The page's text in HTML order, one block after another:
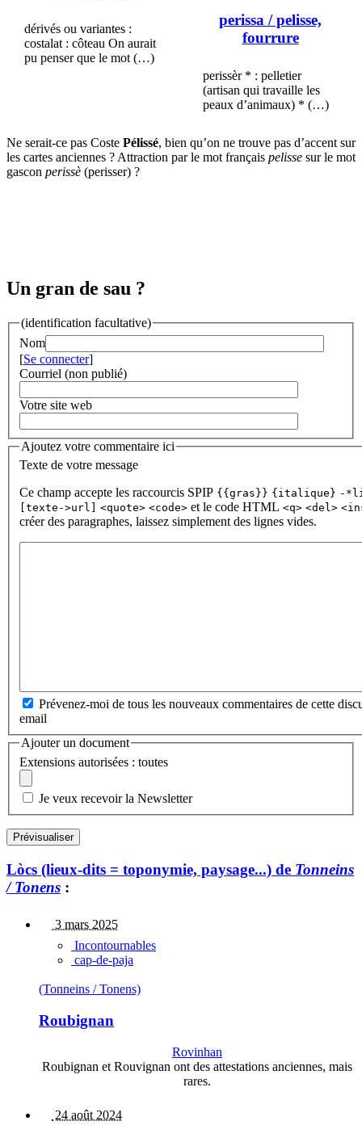
dérivés ou variantes :
costalat : côteau On aurait
pu penser que le mot (…)
perissa / pelisse,
fourrure
perissèr * : pelletier
(artisan qui travaille les
peaux d’animaux) * (…)
Ne serait-ce pas Coste Pélissé, bien qu’on ne trouve pas d’accent sur
les cartes anciennes ? Attraction par le mot français pelisse sur le mot
gascon perissè (perisser) ?
Un gran de sau ?
(identification facultative)
Nom
[Se connecter]
Courriel (non publié)
Votre site web
Ajoutez votre commentaire ici
Texte de votre message
Ce champ accepte les raccourcis SPIP {{gras}} {italique} -
[texte->url]
<quote> <code> et le code HTML <q> <del>
créer des paragraphes, laissez simplement des lignes vides.
Prévenez-moi de tous les nouveaux commentaires de cette
email
Ajouter un document
Extensions autorisées : toutes
Je veux recevoir la Newsletter
Lòcs (lieux-dits = toponymie, paysage...) de Tonneins
/ Tonens :
3 mars 2025
Incontournables
cap-de-paja
(Tonneins / Tonens)
Roubignan
Rovinhan
Roubignan et Rouvignan ont des attestations anciennes, mais
rares.
24 août 2024